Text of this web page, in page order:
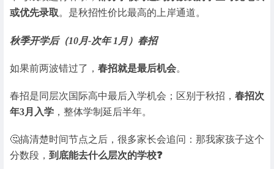
或优先录取。是秋招性价比最高的上岸通道。
秋季开学后（10月-次年 1月）春招
如果前两波错过了， 春招就是最后机会。
春招是同层次国际高中最后入学机会；区别于秋招， 春招次
年3月入学 ，整体学制延后半年。
🤔搞清楚时间节点之后，很多家长会追问：那我家孩子这个
分数段， 到底能去什么层次的学校❓